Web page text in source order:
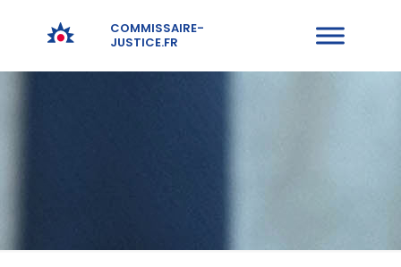
COMMISSAIRE-
JUSTICE.FR